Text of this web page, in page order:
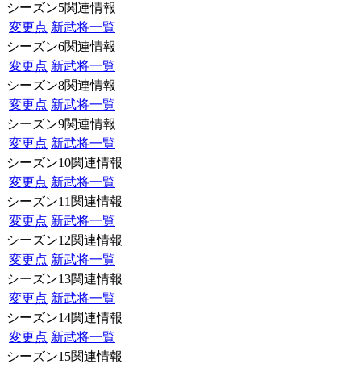
シーズン5関連情報
変更点 新武将一覧
シーズン6関連情報
変更点 新武将一覧
シーズン8関連情報
変更点 新武将一覧
シーズン9関連情報
変更点 新武将一覧
シーズン10関連情報
変更点 新武将一覧
シーズン11関連情報
変更点 新武将一覧
シーズン12関連情報
変更点 新武将一覧
シーズン13関連情報
変更点 新武将一覧
シーズン14関連情報
変更点 新武将一覧
シーズン15関連情報